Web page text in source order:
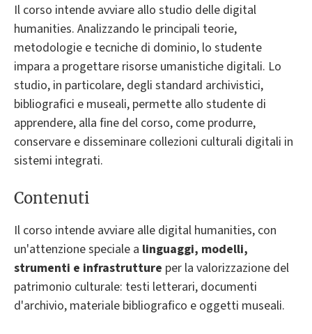
Il corso intende avviare allo studio delle digital
humanities. Analizzando le principali teorie,
metodologie e tecniche di dominio, lo studente
impara a progettare risorse umanistiche digitali. Lo
studio, in particolare, degli standard archivistici,
bibliografici e museali, permette allo studente di
apprendere, alla fine del corso, come produrre,
conservare e disseminare collezioni culturali digitali in
sistemi integrati.
Contenuti
Il corso intende avviare alle digital humanities, con
un'attenzione speciale a linguaggi, modelli,
strumenti e infrastrutture per la valorizzazione del
patrimonio culturale: testi letterari, documenti
d'archivio, materiale bibliografico e oggetti museali.